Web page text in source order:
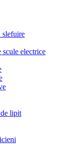
slefuire
electrice
lipit